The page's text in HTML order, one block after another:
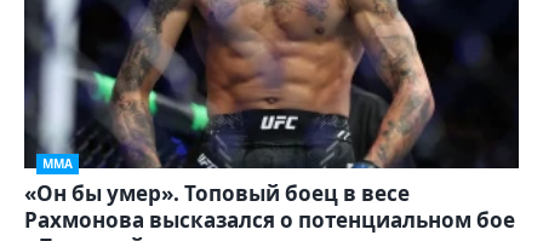
ММА
«Он бы умер». Топовый боец в весе
Рахмонова высказался о потенциальном бое